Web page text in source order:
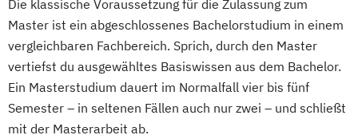
Die klassische Voraussetzung für die Zulassung zum
Master ist ein abgeschlossenes Bachelorstudium in einem
vergleichbaren Fachbereich. Sprich, durch den Master
vertiefst du ausgewähltes Basiswissen aus dem Bachelor.
Ein Masterstudium dauert im Normalfall vier bis fünf
Semester – in seltenen Fällen auch nur zwei – und schließt
mit der Masterarbeit ab.